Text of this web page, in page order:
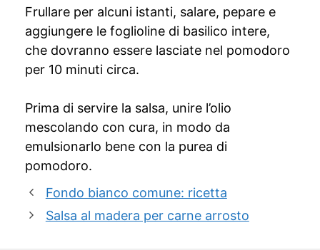
Frullare per alcuni istanti, salare, pepare e
aggiungere le foglioline di basilico intere,
che dovranno essere lasciate nel pomodoro
per 10 minuti circa.
Prima di servire la salsa, unire l’olio
mescolando con cura, in modo da
emulsionarlo bene con la purea di
pomodoro.
Fondo bianco comune: ricetta
Salsa al madera per carne arrosto